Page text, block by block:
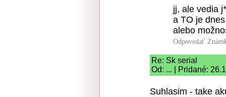
jj, ale vedia
a TO je
alebo
Odpovedať
Re: Sk serial
Od: ... | Pridané:
Suhlasim - take